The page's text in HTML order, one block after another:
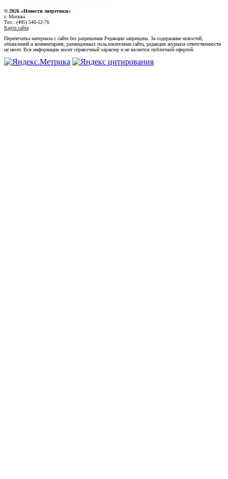
© 2026 «Новости энеретики»
г. Москва
Тел.: (495) 540-52-76
Карта сайта
Перепечатка материала с сайта без разрешения Редакции запрещена. За содержание новостей,
объявлений и комментариев, размещенных пользователями сайта, редакция журнала ответственности
не несет. Вся информация носит справочный характер и не является публичной офертой.